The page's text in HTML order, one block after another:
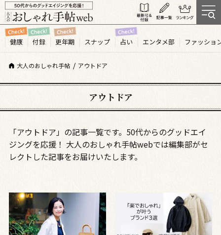
健康 付録 更年期 スナップ 占い エンタメ部 ファッショ
大人のおしゃれ手帖 アウトドア
アウトドア
「アウトドア」の記事一覧です。50代からのグッドエイ
ジングを応援！ 大人のおしゃれ手帖webでは編集部がセ
レクトした記事をお届けいたします。